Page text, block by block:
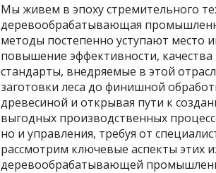
Мы живем в эпоху стремительного
деревообрабатывающая
методы постепенно уступают место
повышение эффективности,
стандарты, внедряемые в этой
заготовки леса до финишной
древесиной и открывая пути к
выгодных производственных
но и управления, требуя от
рассмотрим ключевые аспекты этих
деревообрабатывающей